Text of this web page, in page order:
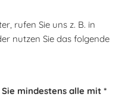
rufen Sie uns z. B. in
nutzen Sie das folgende
mindestens alle mit *